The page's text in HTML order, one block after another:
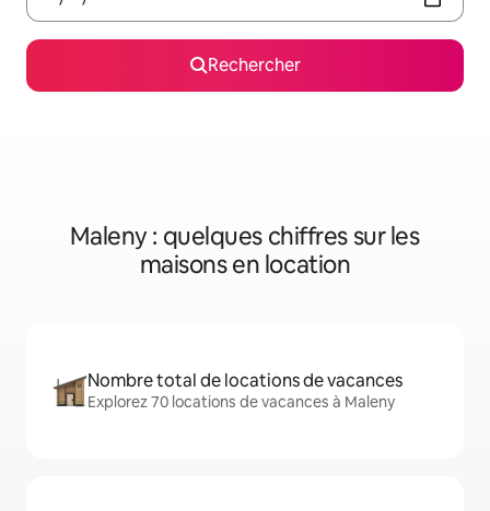
Rechercher
Maleny : quelques chiffres sur les
maisons en location
Nombre total de locations de vacances
Explorez 70 locations de vacances à Maleny